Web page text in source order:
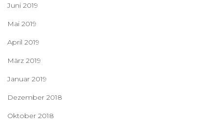
Juni 2019
Mai 2019
April 2019
März 2019
Januar 2019
Dezember 2018
Oktober 2018